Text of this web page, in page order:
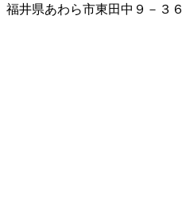
福井県あわら市東田中９－３６